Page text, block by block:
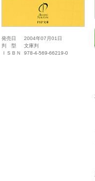
発売日
2004年07月01日
判 型
文庫判
ＩＳＢＮ
978-4-569-66219-0